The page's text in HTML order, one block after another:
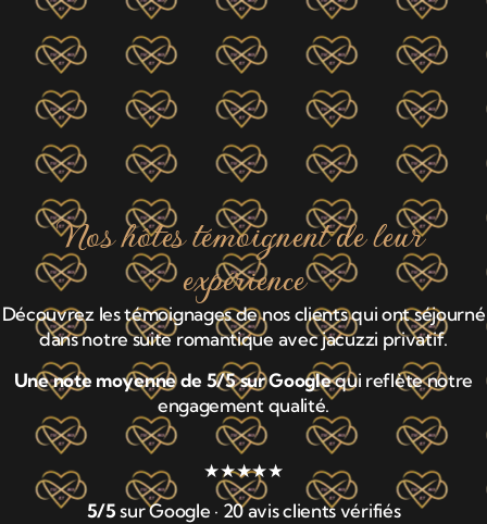
Nos hôtes témoignent de leur
expérience
Découvrez les témoignages de nos clients qui ont séjourné
dans notre suite romantique avec jacuzzi privatif.
Une note moyenne de 5/5 sur Googlequi reflète notre
engagement qualité.
★★★★★
5/5sur Google · 20 avis clients vérifiés